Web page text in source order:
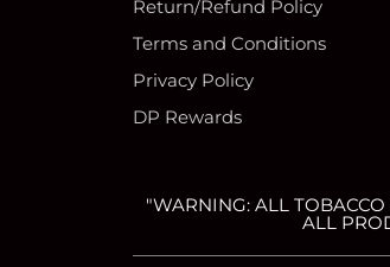
Return/Refund Policy
Terms and Conditions
Privacy Policy
DP Rewards
"WARNING: ALL
ALL